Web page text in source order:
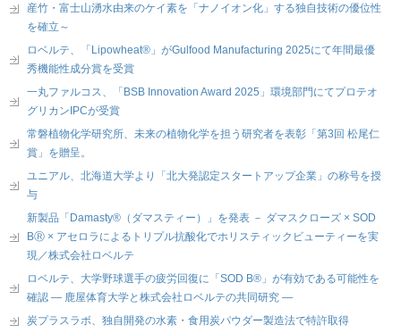
産竹・富士山湧水由来のケイ素を「ナノイオン化」する独自技術の優位性
を確立～
ロベルテ、「Lipowheat®」がGulfood Manufacturing 2025にて年間最優
秀機能性成分賞を受賞
一丸ファルコス、「BSB Innovation Award 2025」環境部門にてプロテオ
グリカンIPCが受賞
常磐植物化学研究所、未来の植物化学を担う研究者を表彰「第3回 松尾仁
賞」を贈呈。
ユニアル、北海道大学より「北大発認定スタートアップ企業」の称号を授
与
新製品「Damasty®（ダマスティー）」を発表 － ダマスクローズ × SOD
BⓇ × アセロラによるトリプル抗酸化でホリスティックビューティーを実
現／株式会社ロベルテ
ロベルテ、大学野球選手の疲労回復に「SOD B®」が有効である可能性を
確認 ― 鹿屋体育大学と株式会社ロベルテの共同研究 ―
炭プラスラボ、独自開発の水素・食用炭パウダー製造法で特許取得